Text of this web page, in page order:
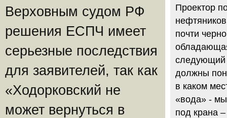
Верховным судом РФ
решения ЕСПЧ имеет
серьезные последствия
для заявителей, так как
«Ходорковский не
может вернуться в
Проектор
почти
следующий
должны
в каком
«вода» - мы
под крана